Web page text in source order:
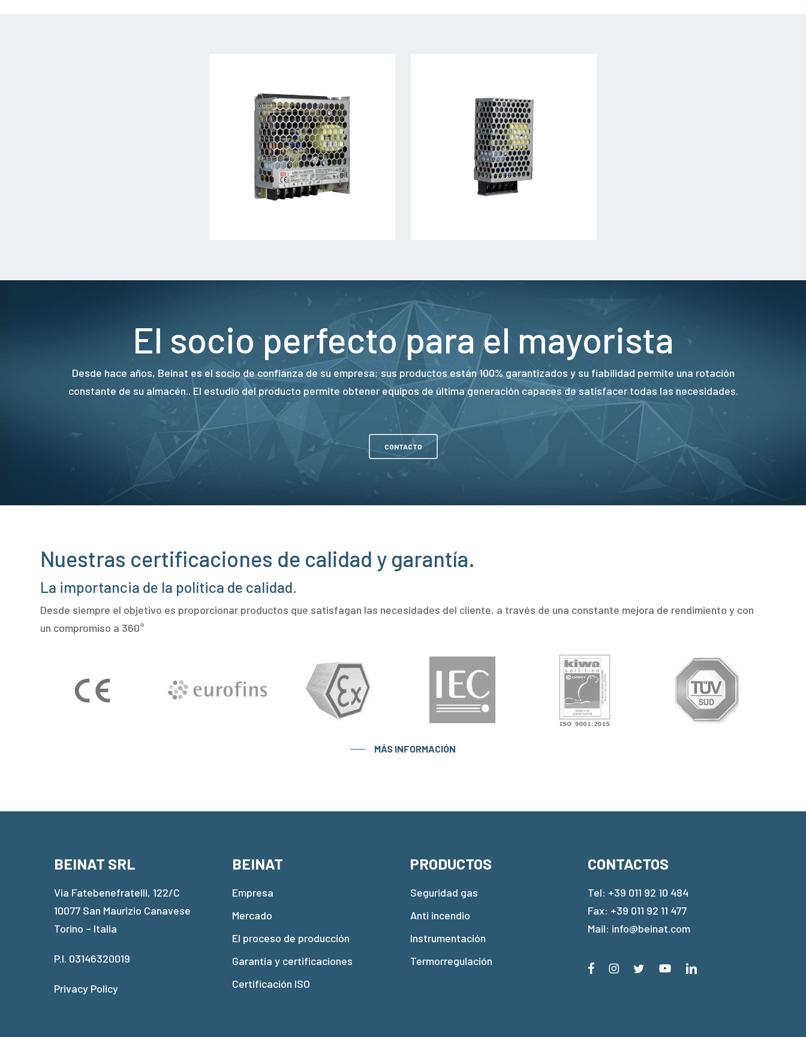
El socio perfecto para el mayorista
Desde hace años, Beinat es el socio de confianza de su empresa: sus productos están 100% garantizados y su fiabilidad permite una rotación
constante de su almacén.. El estudio del producto permite obtener equipos de última generación capaces de satisfacer todas las necesidades.
CONTACTO
Nuestras certificaciones de calidad y garantía.
La importancia de la política de calidad.
Desde siempre el objetivo es proporcionar productos que satisfagan las necesidades del cliente, a través de una constante mejora de rendimiento y con
un compromiso a 360°
MÁS INFORMACIÓN
BEINAT SRL
Via Fatebenefratelli, 122/C
10077 San Maurizio Canavese
Torino – Italia
P.I. 03146320019
Privacy Policy
BEINAT
Empresa
Mercado
El proceso de producción
Garantía y certificaciones
Certificación ISO
PRODUCTOS
Seguridad gas
Anti incendio
Instrumentación
Termorregulación
CONTACTOS
Tel: +39 011 92 10 484
Fax: +39 011 92 11 477
Mail: info@beinat.com